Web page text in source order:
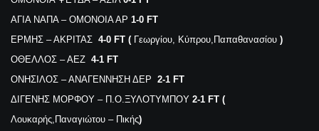
ΑΓΙΑ ΝΑΠΑ – ΟΜΟΝΟΙΑ ΑΡ 1-0 FT
ΕΡΜΗΣ – ΑΚΡΙΤΑΣ 4-0 FT ( Γεωργίου, Κύπρου,Παπαθανασίου )
ΟΘΕΛΛΟΣ – ΑΕΖ 4-1 FT
ΟΝΗΣΙΛΟΣ – ΑΝΑΓΕΝΝΗΣΗ ΔΕΡ 2-1 FT
ΔΙΓΕΝΗΣ ΜΟΡΦΟΥ – Π.Ο.ΞΥΛΟΤΥΜΠΟΥ 2-1 FT (
Λουκαρής,Παναγιώτου – Πικής)